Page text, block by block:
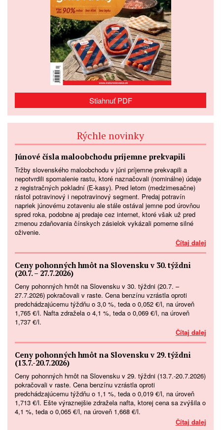
Stiahnuť PDF
Rýchle novinky
Júnové čísla maloobchodu príjemne prekvapili
Tržby slovenského maloobchodu v júni príjemne prekvapili a
nepotvrdili spomalenie rastu, ktoré naznačovali (nominálne) údaje
z registračných pokladní (E-kasy). Pred letom (medzimesačne)
rástol potravinový i nepotravinový segment. Predaj potravín
napriek júnovému zotaveniu ale stále ostával jemne pod úrovňou
spred roka, podobne aj predaje cez internet, ktoré však už pred
zmenou zdaňovania čínskych zásielok vykázali pomerne silné
oživenie.
Čítaj dalej
Ceny pohonných hmôt na Slovensku v 30. týždni
(20.7. – 27.7.2026)
Ceny pohonných hmôt na Slovensku v 30. týždni (20.7. –
27.7.2026) pokračovali v raste. Cena benzínu vzrástla oproti
predchádzajúcemu týždňu o 3,0 %, teda o 0,052 €/l, na úroveň
1,765 €/l. Nafta zdražela o 4,1 %, teda o 0,069 €/l, na úroveň
1,737 €/l.
Čítaj dalej
Ceny pohonných hmôt na Slovensku v 29. týždni
(13.7.-20.7.2026)
Ceny pohonných hmôt na Slovensku v 29. týždni (13.7.-20.7.2026)
pokračovali v raste. Cena benzínu vzrástla oproti
predchádzajúcemu týždňu o 1,1 %, teda o 0,019 €/l, na úroveň
1,713 €/l. Ešte výraznejšie zdražela nafta, ktorej cena sa zvýšila o
4,1 %, teda o 0,065 €/l, na úroveň 1,668 €/l.
Čítaj dalej